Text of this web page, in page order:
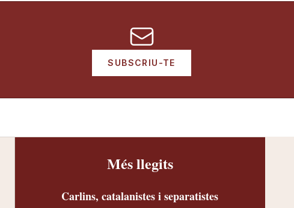
SUBSCRIU-TE
Més llegits
Carlins, catalanistes i separatistes